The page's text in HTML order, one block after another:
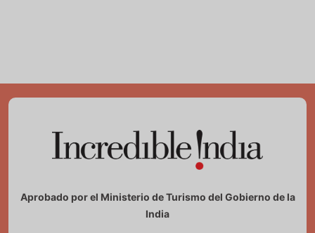
Aprobado por el Ministerio de Turismo del Gobierno de la
India